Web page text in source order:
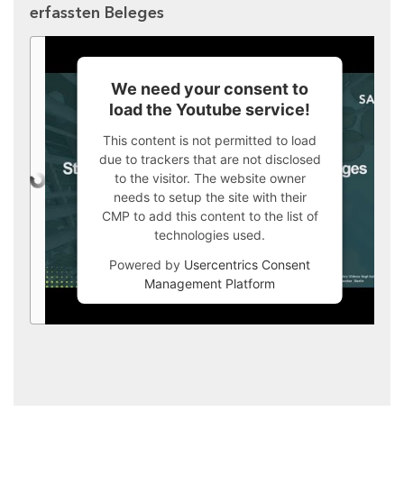
erfassten Beleges
We need your consent to
load the Youtube service!
This content is not permitted to load
due to trackers that are not disclosed
to the visitor. The website owner
needs to setup the site with their
CMP to add this content to the list of
technologies used.
Powered by Usercentrics Consent
Management Platform